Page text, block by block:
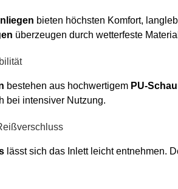
bieten höchsten Komfort,
überzeugen durch wetterfeste
bestehen aus hochwertigem PU-
bei intensiver Nutzung.
lässt sich das Inlett leicht entnehmen.